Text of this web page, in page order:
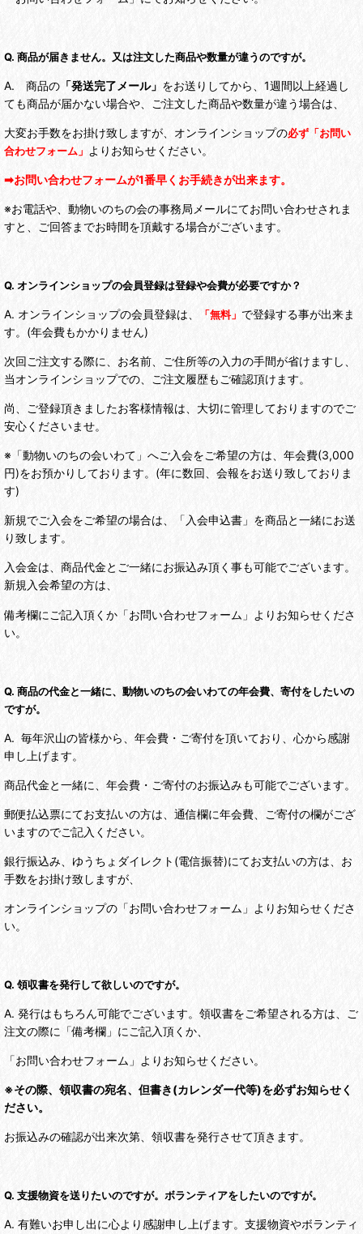
Q. 商品が届きません。又は注文した商品や数量が違うのですが。
A. 商品の 「発送完了メール」 をお送りしてから、1週間以上経過し
ても商品が届かない場合や、ご注文した商品や数量が違う場合は、
大変お手数をお掛け致しますが、オンラインショップの必ず「お問い
合わせフォーム」 よりお知らせください。
➡お問い合わせフォームが1番早くお手続きが出来ます。
※お電話や、動物いのちの会の事務局メールにてお問い合わせされま
すと、ご回答までお時間を頂戴する場合がございます。
Q. オンラインショップの会員登録は登録や会費が必要ですか？
A. オンラインショップの会員登録は、 「無料」 で登録する事が出来ま
す。(年会費もかかりません)
次回ご注文する際に、お名前、ご住所等の入力の手間が省けますし、
当オンラインショップでの、ご注文履歴もご確認頂けます。
尚、ご登録頂きましたお客様情報は、大切に管理しておりますのでご
安心くださいませ。
※「動物いのちの会いわて」へご入会をご希望の方は、年会費(3,000
円)をお預かりしております。(年に数回、会報をお送り致しておりま
す)
新規でご入会をご希望の場合は、「入会申込書」を商品と一緒にお送
り致します。
入会金は、商品代金とご一緒にお振込み頂く事も可能でございます。
新規入会希望の方は、
備考欄にご記入頂くか「お問い合わせフォーム」よりお知らせくださ
い。
Q. 商品の代金と一緒に、動物いのちの会いわての年会費、寄付をしたいの
ですが。
A. 毎年沢山の皆様から、年会費・ご寄付を頂いており、心から感謝
申し上げます。
商品代金と一緒に、年会費・ご寄付のお振込みも可能でございます。
郵便払込票にてお支払いの方は、通信欄に年会費、ご寄付の欄がござ
いますのでご記入ください。
銀行振込み、ゆうちょダイレクト(電信振替)にてお支払いの方は、お
手数をお掛け致しますが、
オンラインショップの「お問い合わせフォーム」よりお知らせくださ
い。
Q. 領収書を発行して欲しいのですが。
A. 発行はもちろん可能でございます。領収書をご希望される方は、ご
注文の際に「備考欄」にご記入頂くか、
「お問い合わせフォーム」よりお知らせください。
※その際、領収書の宛名、但書き(カレンダー代等)を必ずお知らせく
ださい。
お振込みの確認が出来次第、領収書を発行させて頂きます。
Q. 支援物資を送りたいのですが。ボランティアをしたいのですが。
A. 有難いお申し出に心より感謝申し上げます。支援物資やボランティ